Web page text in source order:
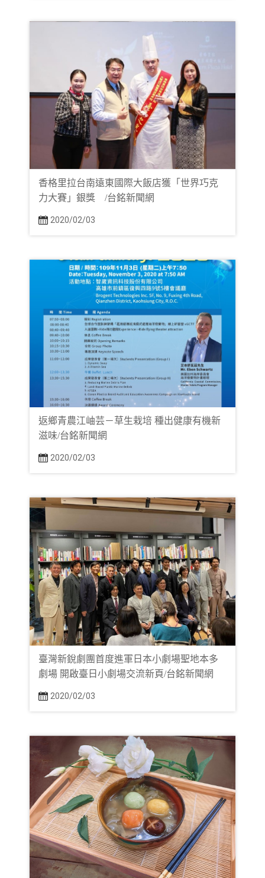
香格里拉台南遠東國際大飯店獲「世界巧克
力大賽」銀獎 /台銘新聞網
2020/02/03
返鄉青農江岫芸－草生栽培 種出健康有機新
滋味/台銘新聞網
2020/02/03
臺灣新銳劇團首度進軍日本小劇場聖地本多
劇場 開啟臺日小劇場交流新頁/台銘新聞網
2020/02/03